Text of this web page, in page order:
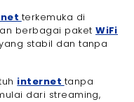
terkemuka di
berbagai paketWiFi
stabil dan tanpa
internet tanpa
dari streaming,